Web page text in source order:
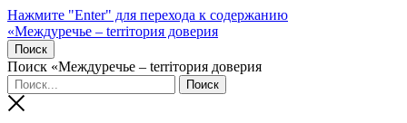
Нажмите "Enter" для перехода к содержанию
«Междуречье – terriтория доверия
Поиск
Поиск «Междуречье – terriтория доверия